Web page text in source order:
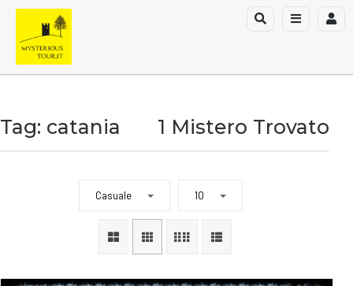
Tag: catania 1 Mistero Trovato
Casuale 10